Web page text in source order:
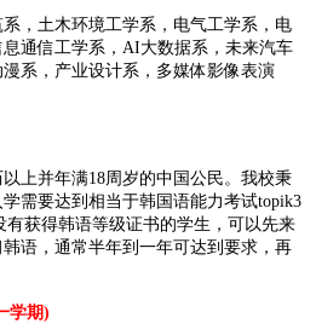
土木环境工学系，电气工学系，电
通信工学系，AI大数据系，未来汽车
系，产业设计系，多媒体影像表演
并年满18周岁的中国公民。我校秉
需要达到相当于韩国语能力考试topik3
获得韩语等级证书的学生，可以先来
语，通常半年到一年可达到要求，再
学期)